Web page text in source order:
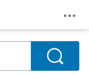
メ
検索